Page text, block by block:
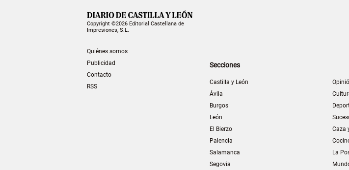
Copyright ©2026 Editorial Castellana de
Impresiones, S.L.
Quiénes somos
Publicidad
Contacto
RSS
Secciones
Castilla y León
Ávila
Burgos
León
El Bierzo
Palencia
Salamanca
Segovia
Caza
La